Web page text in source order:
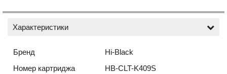
Характеристики
Бренд
Hi-Black
Номер картриджа
HB-CLT-K409S